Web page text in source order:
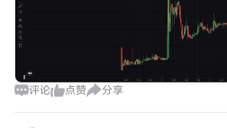
评论 点赞 分享